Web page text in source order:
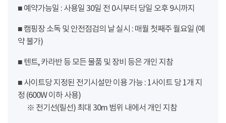
■ 예약가능일 : 사용일 30일 전 0시부터 당일 오후 9시까지
■ 캠핑장 소독 및 안전점검의 날 실시 : 매월 첫째주 월요일 (예
약 불가)
■ 텐트, 카라반 등 모든 물품 및 장비 등은 개인 지참
■ 사이트당 지정된 전기시설만 이용 가능 : 1사이트 당 1개 지
정 (600W 이하 사용)
※ 전기선(릴선) 최대 30m 범위 내에서 개인 지참